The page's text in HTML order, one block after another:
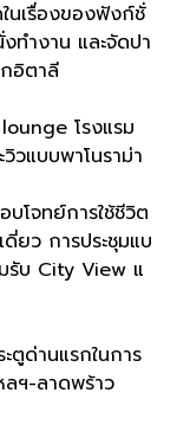
นเรื่องของฟังก์ชั่
ทำงาน และจัดปา
อิตาลี
โรงแรม
วแบบพาโนราม่า
โจทย์การใช้ชีวิต
ยว การประชุมแบ
รับ City View แ
ตูด่านแรกในการ
ลฯ-ลาดพร้าว